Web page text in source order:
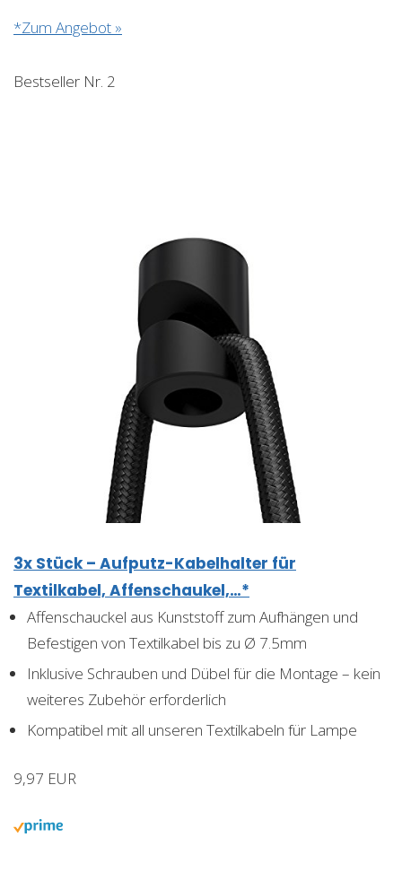
*Zum Angebot »
Bestseller Nr. 2
3x Stück – Aufputz-Kabelhalter für
Textilkabel, Affenschaukel,…*
Affenschauckel aus Kunststoff zum Aufhängen und
Befestigen von Textilkabel bis zu Ø 7.5mm
Inklusive Schrauben und Dübel für die Montage – kein
weiteres Zubehör erforderlich
Kompatibel mit all unseren Textilkabeln für Lampe
9,97 EUR